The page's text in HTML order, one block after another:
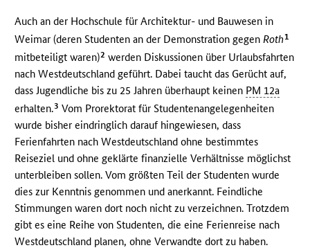
Auch an der Hochschule für Architektur- und Bauwesen in
Weimar (deren Studenten an der Demonstration gegenRoth1
mitbeteiligt waren)2 werden Diskussionen über Urlaubsfahrten
nach Westdeutschland geführt. Dabei taucht das Gerücht auf,
dass Jugendliche bis zu 25 Jahren überhaupt keinen PM 12a
erhalten.3 Vom Prorektorat für Studentenangelegenheiten
wurde bisher eindringlich darauf hingewiesen, dass
Ferienfahrten nach Westdeutschland ohne bestimmtes
Reiseziel und ohne geklärte finanzielle Verhältnisse möglichst
unterbleiben sollen. Vom größten Teil der Studenten wurde
dies zur Kenntnis genommen und anerkannt. Feindliche
Stimmungen waren dort noch nicht zu verzeichnen. Trotzdem
gibt es eine Reihe von Studenten, die eine Ferienreise nach
Westdeutschland planen, ohne Verwandte dort zu haben.